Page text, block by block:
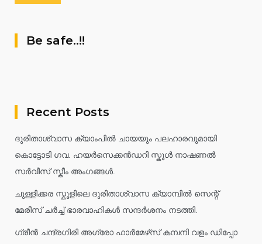
Be safe..!!
Recent Posts
ദുരിതാശ്വാസ ക്യാംപിൽ ചായയും പലഹാരവുമായി
കൊട്ടോടി ഗവ. ഹയർസെക്കൻഡറി സ്കൂൾ നാഷണൽ
സർവീസ് സ്കീം അംഗങ്ങൾ.
ചുള്ളിക്കര സ്കൂളിലെ ദുരിതാശ്വാസ ക്യാമ്പിൽ സെന്റ്
മേരീസ് ചർച്ച് ഭാരവാഹികൾ സന്ദർശനം നടത്തി.
ഗ്രീൻ ചന്ദ്രഗിരി അഗ്രോ ഫാർമേഴ്‌സ് കമ്പനി വളം ഡിപ്പോ